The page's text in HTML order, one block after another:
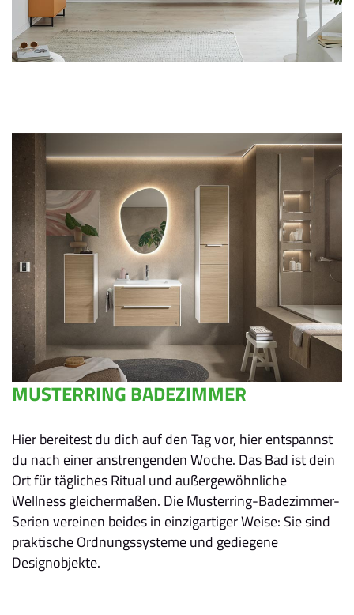
MUSTERRING BADEZIMMER
Hier bereitest du dich auf den Tag vor, hier entspannst
du nach einer anstrengenden Woche. Das Bad ist dein
Ort für tägliches Ritual und außergewöhnliche
Wellness gleichermaßen. Die Musterring-Badezimmer-
Serien vereinen beides in einzigartiger Weise: Sie sind
praktische Ordnungssysteme und gediegene
Designobjekte.